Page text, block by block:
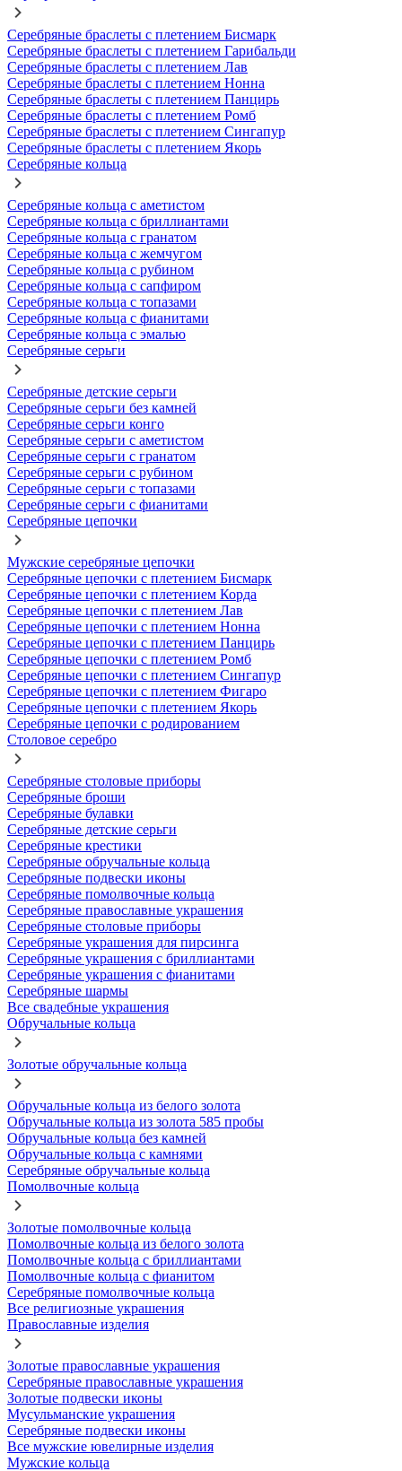
Серебряные браслеты с плетением Бисмарк
Серебряные браслеты с плетением Гарибальди
Серебряные браслеты с плетением Лав
Серебряные браслеты с плетением Нонна
Серебряные браслеты с плетением Панцирь
Серебряные браслеты с плетением Ромб
Серебряные браслеты с плетением Сингапур
Серебряные браслеты с плетением Якорь
Серебряные кольца
Серебряные кольца с аметистом
Серебряные кольца с бриллиантами
Серебряные кольца с гранатом
Серебряные кольца с жемчугом
Серебряные кольца с рубином
Серебряные кольца с сапфиром
Серебряные кольца с топазами
Серебряные кольца с фианитами
Серебряные кольца с эмалью
Серебряные серьги
Серебряные детские серьги
Серебряные серьги без камней
Серебряные серьги конго
Серебряные серьги с аметистом
Серебряные серьги с гранатом
Серебряные серьги с рубином
Серебряные серьги с топазами
Серебряные серьги с фианитами
Серебряные цепочки
Мужские серебряные цепочки
Серебряные цепочки с плетением Бисмарк
Серебряные цепочки с плетением Корда
Серебряные цепочки с плетением Лав
Серебряные цепочки с плетением Нонна
Серебряные цепочки с плетением Панцирь
Серебряные цепочки с плетением Ромб
Серебряные цепочки с плетением Сингапур
Серебряные цепочки с плетением Фигаро
Серебряные цепочки с плетением Якорь
Серебряные цепочки с родированием
Столовое серебро
Серебряные столовые приборы
Серебряные броши
Серебряные булавки
Серебряные детские серьги
Серебряные крестики
Серебряные обручальные кольца
Серебряные подвески иконы
Серебряные помолвочные кольца
Серебряные православные украшения
Серебряные столовые приборы
Серебряные украшения для пирсинга
Серебряные украшения с бриллиантами
Серебряные украшения с фианитами
Серебряные шармы
Все свадебные украшения
Обручальные кольца
Золотые обручальные кольца
Обручальные кольца из белого золота
Обручальные кольца из золота 585 пробы
Обручальные кольца без камней
Обручальные кольца с камнями
Серебряные обручальные кольца
Помолвочные кольца
Золотые помолвочные кольца
Помолвочные кольца из белого золота
Помолвочные кольца с бриллиантами
Помолвочные кольца с фианитом
Серебряные помолвочные кольца
Все религиозные украшения
Православные изделия
Золотые православные украшения
Серебряные православные украшения
Золотые подвески иконы
Мусульманские украшения
Серебряные подвески иконы
Все мужские ювелирные изделия
Мужские кольца